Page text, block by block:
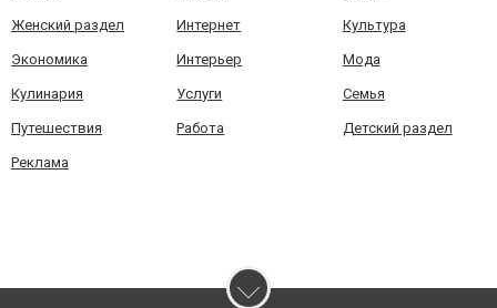
Женский раздел Интернет Культура
Экономика Интерьер Мода
Кулинария Услуги Семья
Путешествия Работа Детский раздел
Реклама